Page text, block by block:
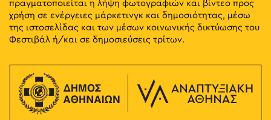
πραγματοποιείται η λήψη φωτογραφιών και βίντεο προς
χρήση σε ενέργειες μάρκετινγκ και δημοσιότητας, μέσω
της ιστοσελίδας και των μέσων κοινωνικής δικτύωσης του
Φεστιβάλ ή/και σε δημοσιεύσεις τρίτων.